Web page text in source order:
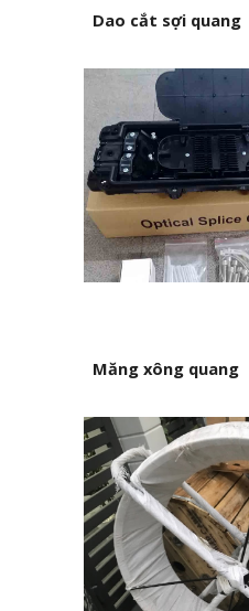
Dao cắt sợi quang
Măng xông quang